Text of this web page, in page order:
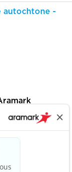
autochtone -